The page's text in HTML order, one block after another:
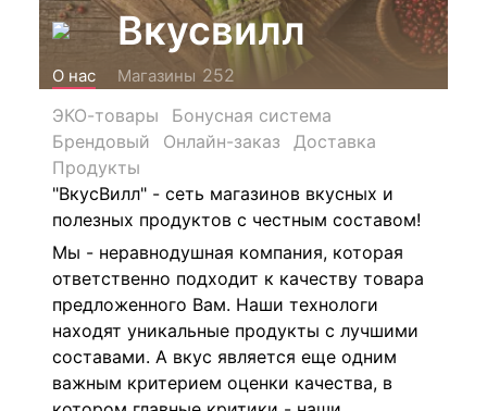
Вкусвилл
О нас Магазины 252
ЭКО-товары
Бонусная система
Брендовый
Онлайн-заказ
Доставка
Продукты
"ВкусВилл" - сеть магазинов вкусных и
полезных продуктов с честным составом!
Мы - неравнодушная компания, которая
ответственно подходит к качеству товара
предложенного Вам. Наши технологи
находят уникальные продукты с лучшими
составами. А вкус является еще одним
важным критерием оценки качества, в